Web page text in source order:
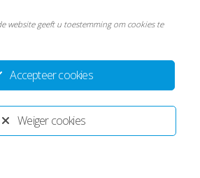
Disclaimer
Weiger cookies
Accepteer cookies
website geeft u toestemming om cookies te